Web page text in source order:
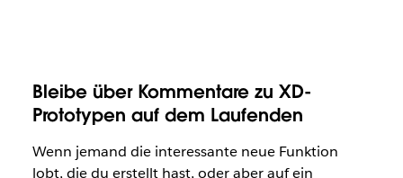
Bleibe über Kommentare zu XD-
Prototypen auf dem Laufenden
Wenn jemand die interessante neue Funktion
lobt, die du erstellt hast, oder aber auf ein